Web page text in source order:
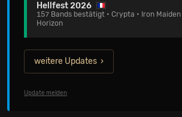
Hellfest 2026
157 Bands bestätigt • Crypta • Iron Maiden
Horizon
weitere Updates
Update melden